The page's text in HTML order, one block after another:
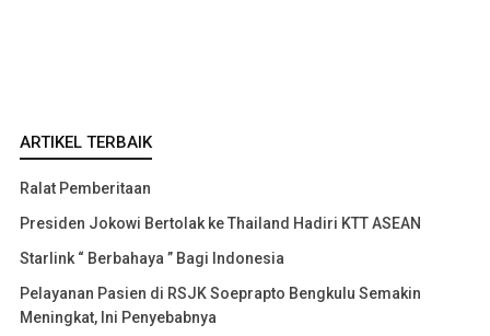
ARTIKEL TERBAIK
Ralat Pemberitaan
Presiden Jokowi Bertolak ke Thailand Hadiri KTT ASEAN
Starlink “ Berbahaya ” Bagi Indonesia
Pelayanan Pasien di RSJK Soeprapto Bengkulu Semakin
Meningkat, Ini Penyebabnya